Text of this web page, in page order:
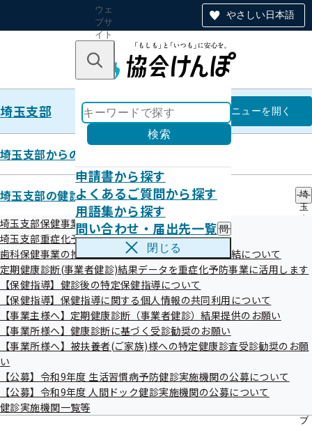
やさしい日本語
ウェ
ブサ
イト
のナ
ン
キーワードで探す
検索
申請書から探す
よくあるご質問から探す
用語集から探す
問い合わせ・届出先一覧 問
い
わ
届
出
先
一
覧
サ
ブ
ニ
閉じる
埼玉支部 埼玉支部
メニューを開く
埼玉支部からのお知らせ
埼玉支部の健診・保健指導のご案内
埼
玉
診
の
ブ
埼玉支部保健事業の外部委託について
埼玉支部重症化予防事業について
歯科保健事業の推進に向けた研究に関する覚書の締結について
定期健康診断(事業者健診)結果データを重症化予防事業に活用します
【保健指導】健診後の特定保健指導について
【保健指導】保健指導に関する個人情報の共同利用について
【事業主様へ】定期健康診断（事業者健診）結果提供のお願い
【事業所様へ】健康診断に基づく受診勧奨のお願い
【事業所様へ】被扶養者(ご家族)様への特定健康診査受診勧奨のお願
い
【公募】令和9年度 生活習慣病予防健診実施機関の公募について
【公募】令和9年度 人間ドック健診実施機関の公募について
健診実施機関一覧等
「健康経営埼玉推進協議会」につ
いて
「全国健康保険協会埼玉支部」、「埼玉労働局」、「埼玉
県」、「さいたま市」及び「健康保険組合連合会埼玉連合
会」は協同で、埼玉県内の企業における従業員の健康に配慮
した経営を促進し、健康経営を普及推進することを目的とし
て、平成30年9月に健康経営埼玉推進協議会（以下「推進協
議会」という）を設立しました。
推進協議会は、上記目的を達成するために、次の事業につい
て協議し実施いたします。